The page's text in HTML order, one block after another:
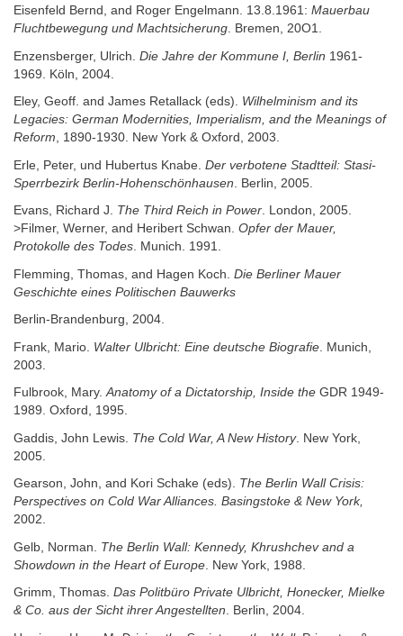
Eisenfeld Bernd, and Roger Engelmann. 13.8.1961: Mauerbau
Fluchtbewegung und Machtsicherung. Bremen, 20O1.
Enzensberger, Ulrich. Die Jahre der Kommune I, Berlin 1961-
1969. Köln, 2004.
Eley, Geoff. and James Retallack (eds). Wilhelminism and its
Legacies: German Modernities, Imperialism, and the Meanings of
Reform, 1890-1930. New York & Oxford, 2003.
Erle, Peter, und Hubertus Knabe. Der verbotene Stadtteil: Stasi-
Sperrbezirk Berlin-Hohenschönhausen . Berlin, 2005.
Evans, Richard J. The Third Reich in Power. London, 2005.
>Filmer, Werner, and Heribert Schwan. Opfer der Mauer,
Protokolle des Todes. Munich. 1991.
Flemming, Thomas, and Hagen Koch. Die Berliner Mauer
Geschichte eines Politischen Bauwerks
Berlin-Brandenburg, 2004.
Frank, Mario. Walter Ulbricht: Eine deutsche Biografie . Munich,
2003.
Fulbrook, Mary.Anatomy of a Dictatorship, Inside the GDR 1949-
1989. Oxford, 1995.
Gaddis, John Lewis. The Cold War, A New History. New York,
2005.
Gearson, John, and Kori Schake (eds). The Berlin Wall Crisis:
Perspectives on Cold War Alliances. Basingstoke & New York,
2002.
Gelb, Norman. The Berlin Wall: Kennedy, Khrushchev and a
Showdown in the Heart of Europe . New York, 1988.
Grimm, Thomas. Das Politbüro Private Ulbricht, Honecker, Mielke
& Co. aus der Sicht ihrer Angestellten. Berlin, 2004.